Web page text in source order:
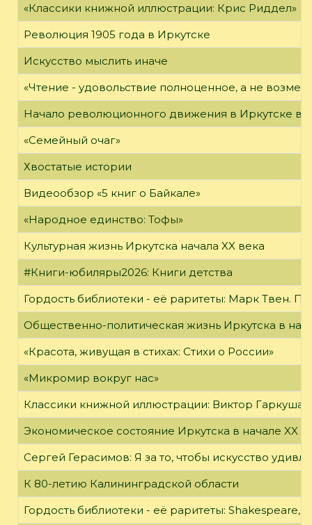
«Классики книжной иллюстрации: Крис Риддел»
Революция 1905 года в Иркутске
Искусство мыслить иначе
«Чтение - удовольствие полноценное, а не
Начало революционного движения в Иркутске в
«Семейный очаг»
Хвостатые истории
Видеообзор «5 книг о Байкале»
«Народное единство: Тофы»
Культурная жизнь Иркутска начала XX века
#Книги-юбиляры2026: Книги детства
Гордость библиотеки - её раритеты: Марк Твен.
Общественно-политическая жизнь Иркутска в
«Красота, живущая в стихах: Стихи о России»
«Микромир вокруг нас»
Классики книжной иллюстрации: Виктор Гаркуша
Экономическое состояние Иркутска в начале XX
Сергей Герасимов: Я за то, чтобы искусство
К 80-летию Калининградской области
Гордость библиотеки - её раритеты: Shakespeare,